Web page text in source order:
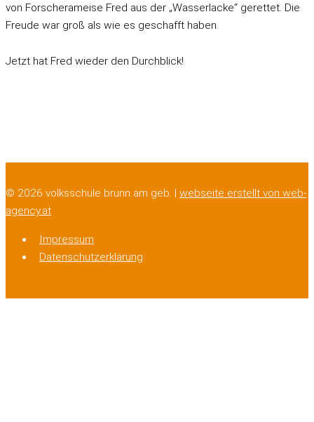
von Forscherameise Fred aus der „Wasserlacke“ gerettet. Die
Freude war groß als wie es geschafft haben.
Jetzt hat Fred wieder den Durchblick!
© 2026 volksschule brunn am geb. | webseite erstellt von web-
agency.at
Impressum
Datenschutzerklärung